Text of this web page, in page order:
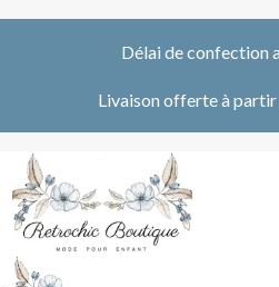
Délai de confection
Livaison offerte à partir